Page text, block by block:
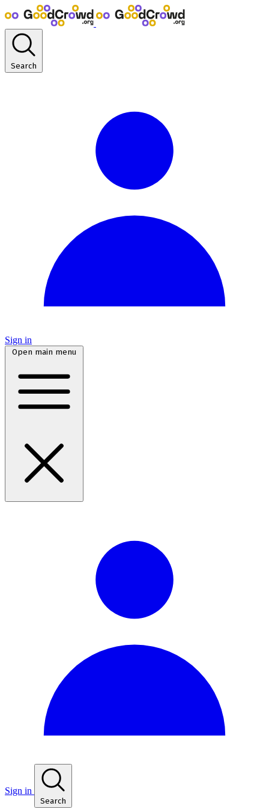
Search
Sign in
Open main menu
Sign in
Search